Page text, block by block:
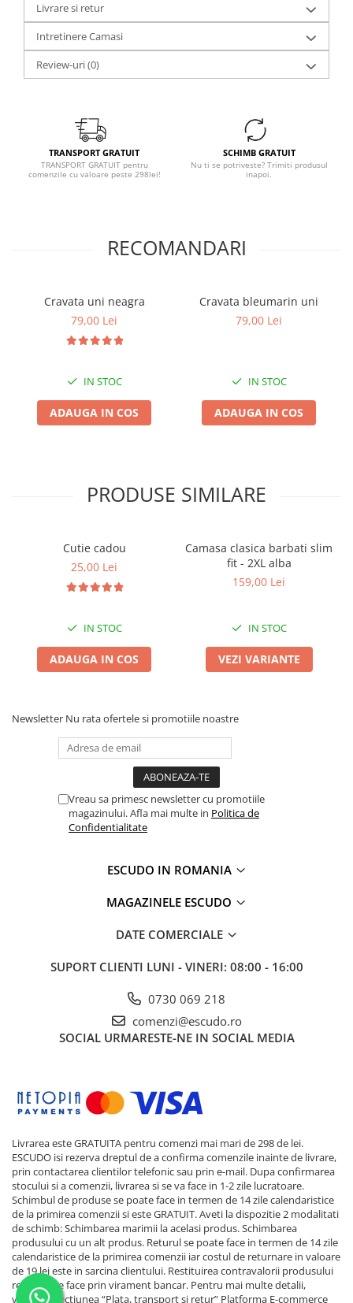
Livrare si retur
Intretinere Camasi
Review-uri(0)
TRANSPORT GRATUIT
TRANSPORT GRATUIT pentru
comenzile cu valoare peste 298lei!
SCHIMB GRATUIT
Nu ti se potriveste? Trimiti produsul
inapoi.
RECOMANDARI
Cravata uni neagra
79,00 Lei
IN STOC
ADAUGA IN COS
Cravata bleumarin uni
79,00 Lei
IN STOC
ADAUGA IN COS
PRODUSE SIMILARE
Cutie cadou
25,00 Lei
IN STOC
ADAUGA IN COS
Camasa clasica barbati slim
fit - 2XL alba
159,00 Lei
IN STOC
VEZI VARIANTE
Newsletter Nu rata ofertele si promotiile noastre
Vreau sa primesc newsletter cu promotiile
magazinului. Afla mai multe in Politica de
Confidentialitate
ESCUDO IN ROMANIA
MAGAZINELE ESCUDO
DATE COMERCIALE
SUPORT CLIENTI LUNI - VINERI: 08:00 - 16:00
0730 069 218
comenzi@escudo.ro
SOCIAL URMARESTE-NE IN SOCIAL MEDIA
Livrarea este GRATUITA pentru comenzi mai mari de 298 de lei.
ESCUDO isi rezerva dreptul de a confirma comenzile inainte de livrare,
prin contactarea clientilor telefonic sau prin e-mail. Dupa confirmarea
stocului si a comenzii, livrarea si se va face in 1-2 zile lucratoare.
Schimbul de produse se poate face in termen de 14 zile calendaristice
de la primirea comenzii si este GRATUIT. Aveti la dispozitie 2 modalitati
de schimb: Schimbarea marimii la acelasi produs. Schimbarea
produsului cu un alt produs. Returul se poate face in termen de 14 zile
calendaristice de la primirea comenzii iar costul de returnare in valoare
de 19 lei este in sarcina clientului. Restituirea contravalorii produsului
returnat se face prin virament bancar. Pentru mai multe detalii,
verificati sectiunea “Plata, transport si retur” Platforma E-commerce